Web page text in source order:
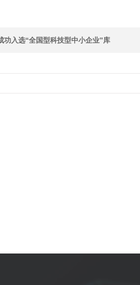
功入选“全国型科技型中小企业”库